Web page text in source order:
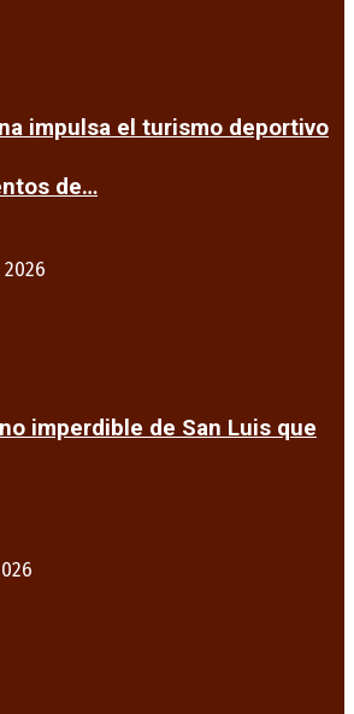
impulsa el turismo deportivo
de…
imperdible de San Luis que